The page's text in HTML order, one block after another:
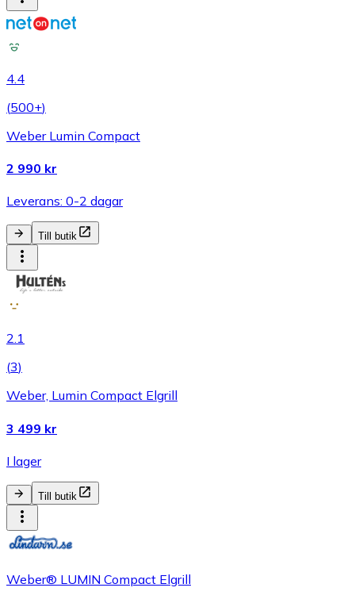
4.4
(500+)
Weber Lumin Compact
2 990 kr
Leverans: 0-2 dagar
Till butik
2.1
(3)
Weber, Lumin Compact Elgrill
3 499 kr
I lager
Till butik
Weber® LUMIN Compact Elgrill